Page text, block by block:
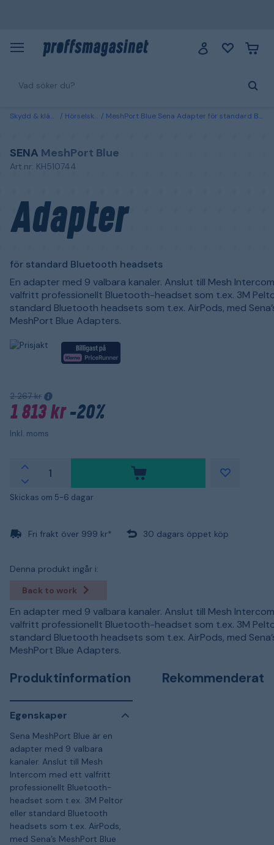
Skydd & kläder Hörselskydd MeshPort Blue Sena Adapter för standard Bluetooth headsets
SENA MeshPort Blue
Art.nr: KH510744
Adapter
för standard Bluetooth headsets
En adapter med 9 valbara kanaler. Anslut till Mesh
valfritt professionellt Bluetooth-headset som t.ex. 3M
standard Bluetooth headsets som t.ex. AirPods, med
MeshPort Blue Adapters.
2 267 kr
1 813 kr-20%
Inkl. moms
Skickas om 5-6 dagar
Fri frakt över 999 kr* 30 dagars öppet köp
Denna produkt ingår i:
Back to work
En adapter med 9 valbara kanaler. Anslut till Mesh
valfritt professionellt Bluetooth-headset som t.ex. 3M
standard Bluetooth headsets som t.ex. AirPods, med
MeshPort Blue Adapters.
Produktinformation
Egenskaper
Sena MeshPort Blue är en
adapter med 9 valbara
kanaler. Anslut till Mesh
Intercom med ett valfritt
professionellt Bluetooth-
headset som t.ex. 3M Peltor
eller standard Bluetooth
headsets som t.ex. AirPods,
med Sena’s MeshPort Blue
Rekommenderat